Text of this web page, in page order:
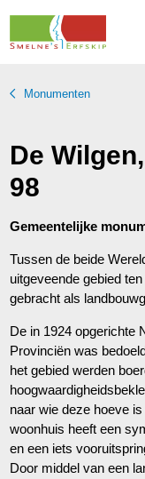
Monumenten
De
98
Gemeentelijke
Tussen de beide
uitgeveende gebied
gebracht als
De in 1924 opgerichte
Provinciën was
het gebied werden
naar wie deze hoeve
woonhuis heeft een
en een iets
Door middel van een